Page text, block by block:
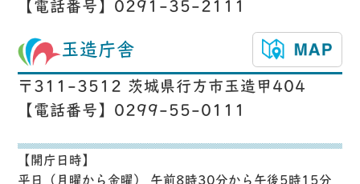
【電話番号】0291-35-2111
玉造庁舎
〒311-3512 茨城県行方市玉造甲404
【電話番号】0299-55-0111
【開庁日時】
平日（月曜から金曜） 午前8時30分から午後5時15分